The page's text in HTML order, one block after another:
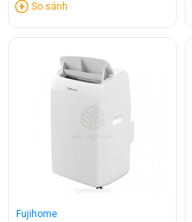
So sánh
Fujihome